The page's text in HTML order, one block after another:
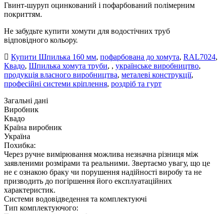
Гвинт-шуруп оцинкований і пофарбований полімерним
покриттям.
Не забудьте купити хомути для водостічних труб
відповідного кольору.
Купити Шпилька 160 мм, пофарбована до хомута, RAL7024,
Квадо, Шпилька хомута труби, , українське виробництво,
продукція власного виробництва, металеві конструкції,
професійні системи кріплення, роздріб та гурт
Загальні дані
Виробник
Квадо
Країна виробник
Україна
Похибка:
Через ручне вимірювання можлива незначна різниця між
заявленими розмірами та реальними. Звертаємо увагу, що це
не є ознакою браку чи порушення надійності виробу та не
призводить до погіршення його експлуатаційних
характеристик.
Системи водовідведення та комплектуючі
Тип комплектуючого: